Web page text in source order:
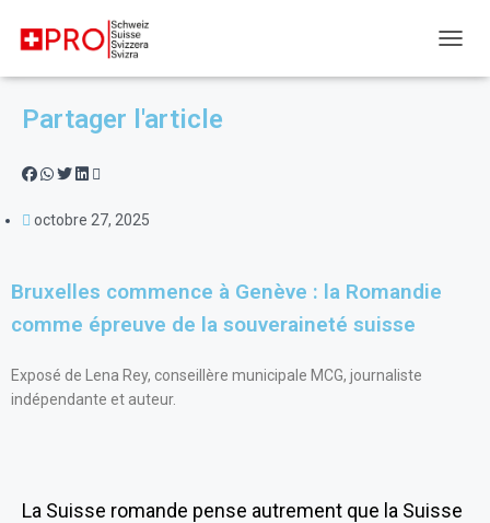
octobre 27, 2025
Partager l'article
Bruxelles commence à Genève : la Romandie
comme épreuve de la souveraineté suisse
Exposé de Lena Rey, conseillère municipale MCG, journaliste
indépendante et auteur.
La Suisse romande pense autrement que la Suisse